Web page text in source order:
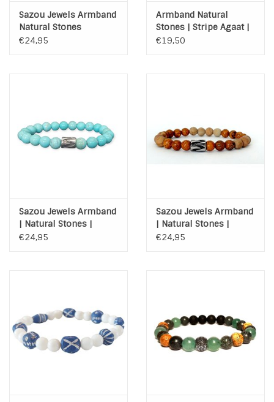
Sazou Jewels Armband
Natural Stones
Afrikaans Turquoise |
€24,95
Armband Natural
Stones | Stripe Agaat |
Hematiet
€19,50
Sazou Jewels Armband
| Natural Stones |
Turquoise | stainless
€24,95
Sazou Jewels Armband
| Natural Stones |
Goudnerf Jade | Matte
€24,95